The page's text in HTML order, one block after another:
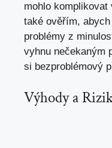
mohlo
také ověřím,
problémy z
vyhnu nečekaným
si bezproblémový
Výhody a